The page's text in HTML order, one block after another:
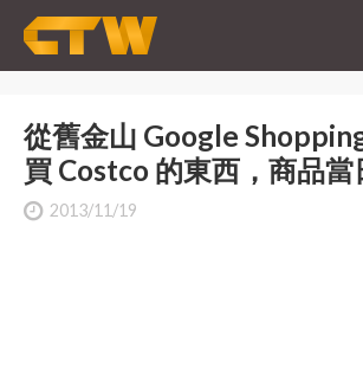
從舊金山 Google
買 Costco 的東西，商品當
2013/11/19